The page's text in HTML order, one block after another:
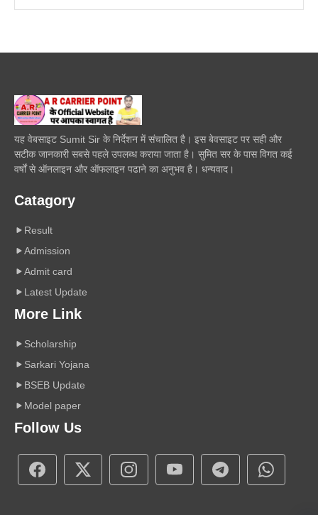
यह वेबसाइट Sumit Sir के निर्देशन में संचालित है। इस बेवसाइट पर सही और
सटीक जानकारी सबसे पहले उपलब्ध कराया जाता है। सुमित सर के पास विगत कई
वर्षों से ऑनलाइन और ऑफलाइन पढाने का अनुभव है। धन्यवाद।
Catagory
Result
Admission
Admit card
Latest Update
More Link
Scholarship
Sarkari Yojana
BSEB Update
Model paper
Follow Us